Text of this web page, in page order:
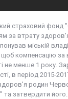
страховий фонд
за втрату
міській
компенсацію за
не менше 1 року.
в період 2015-
родин
затвердити його.